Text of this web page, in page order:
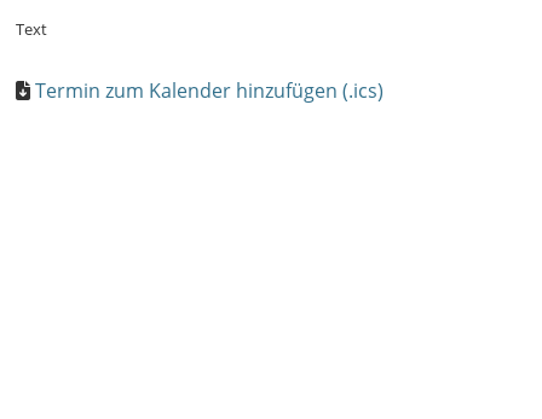
Text
Termin zum Kalender hinzufügen (.ics)